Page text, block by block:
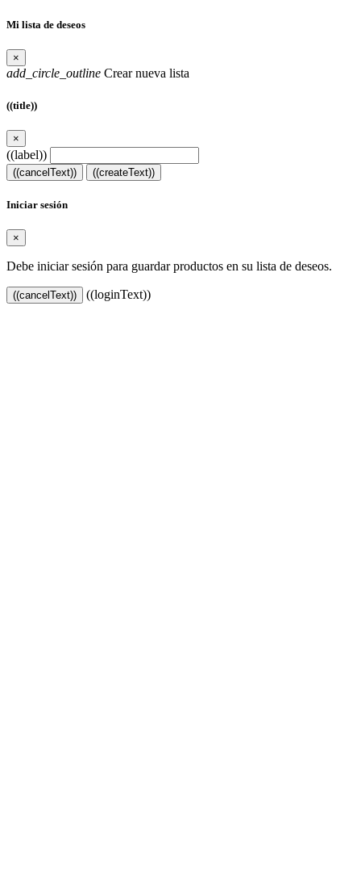
Mi lista de deseos
×
add_circle_outline Crear nueva lista
((title))
×
((label))
((cancelText)) ((createText))
Iniciar sesión
×
Debe iniciar sesión para guardar productos en su lista de deseos.
((cancelText)) ((loginText))